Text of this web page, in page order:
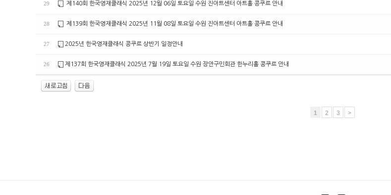
29 제140회 한국영재클래식 2025년 12월 06일 토요일 수원 진아트센터 아트홀 콩쿠르 안내
28 제139회 한국영재클래식 2025년 11월 08일 토요일 수원 진아트센터 아트홀 콩쿠르 안내
27 2025년 한국영재클래식 콩쿠르 상반기 일정안내
26 제137회 한국영재클래식 2025년 7월 19일 토요일 수원 장안구민회관 한누리홀 콩쿠르 안내
1 2 3 >